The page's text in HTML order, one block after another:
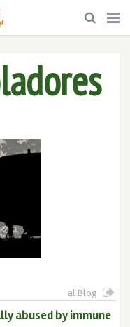
al Blog
abused by immune